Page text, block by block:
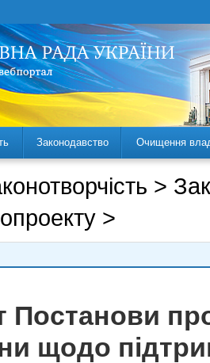
Законодавство Очищення
>
>
Постанови
щодо